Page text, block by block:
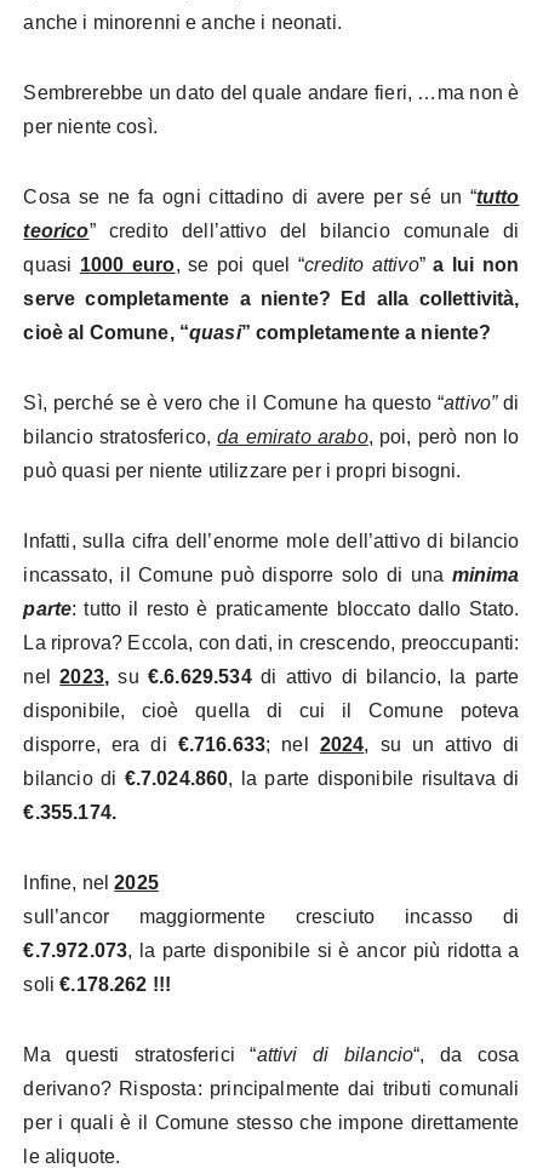
anche i minorenni e anche i neonati.
Sembrerebbe un dato del quale andare fieri, …ma non è
per niente così.
Cosa se ne fa ogni cittadino di avere per sé un “tutto
teorico” credito dell’attivo del bilancio comunale di
quasi 1000 euro, se poi quel “credito attivo”a lui non
serve completamente a niente? Ed alla collettività,
cioè al Comune, “quasi” completamente a niente?
Sì, perché se è vero che il Comune ha questo “attivo”di
bilancio stratosferico,da emirato arabo, poi, però non lo
può quasi per niente utilizzare per i propri bisogni.
Infatti, sulla cifra dell’enorme mole dell’attivo di bilancio
incassato, il Comune può disporre solo di una minima
parte: tutto il resto è praticamente bloccato dallo Stato.
La riprova? Eccola, con dati, in crescendo, preoccupanti:
nel2023,su €.6.629.534 di attivo di bilancio, la parte
disponibile, cioè quella di cui il Comune poteva
disporre, era di €.716.633; nel 2024, su un attivo di
bilancio di €.7.024.860, la parte disponibile risultava di
€.355.174.
Infine, nel2025
sull’ancor maggiormente cresciuto incasso di
€.7.972.073, la parte disponibile si è ancor più ridotta a
soli€.178.262 !!!
Ma questi stratosferici “attivi di bilancio“, da cosa
derivano? Risposta: principalmente dai tributi comunali
per i quali è il Comune stesso che impone direttamente
le aliquote.